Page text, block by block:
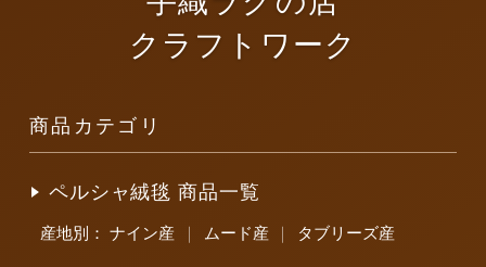
クラフトワーク
商品カテゴリ
ペルシャ絨毯 商品一覧
産地別： ナイン産 ｜ ムード産 ｜ タブリーズ産